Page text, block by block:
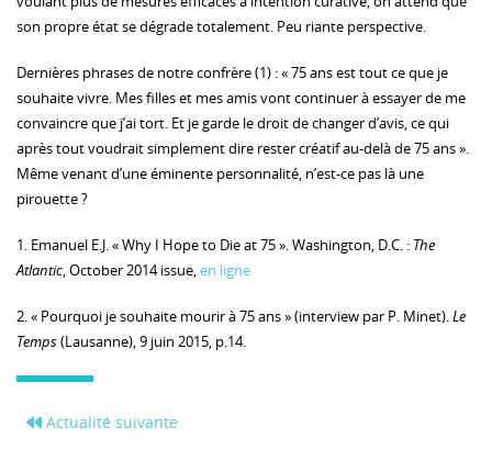
son propre état se dégrade totalement. Peu riante perspective.
Dernières phrases de notre confrère (1) : « 75 ans est tout ce que je
souhaite vivre. Mes filles et mes amis vont continuer à essayer de me
convaincre que j’ai tort. Et je garde le droit de changer d’avis, ce qui
après tout voudrait simplement dire rester créatif au-delà de 75 ans ».
Même venant d’une éminente personnalité, n’est-ce pas là une
pirouette ?
1. Emanuel E.J. « Why I Hope to Die at 75 ». Washington, D.C. : The
Atlantic, October 2014 issue,en ligne
2. « Pourquoi je souhaite mourir à 75 ans » (interview par P. Minet).Le
Temps(Lausanne), 9 juin 2015, p.14.
Actualité suivante